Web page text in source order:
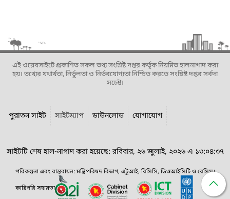
এই ওয়েবসাইটে প্রকাশিত সকল তথ্য সংশ্লিষ্ট দপ্তর কর্তৃক নিয়মিত হালনাগাদ করা
হয়। তথ্যের যথার্থতা, নির্ভুলতা ও নির্ভরযোগ্যতা নিশ্চিত করতে সংশ্লিষ্ট দপ্তর সর্বদা
সচেষ্ট।
পুরাতন সাইট সাইটম্যাপ ডাউনলোড যোগাযোগ
সাইটটি শেষ হাল-নাগাদ করা হয়েছে: রবিবার, ২৬ জুলাই, ২০২৬ এ ১৩:০৪:৩৭
পরিকল্পনা এবং বাস্তবায়ন: মন্ত্রিপরিষদ বিভাগ, এটুআই, বিসিসি, ডিওআইসিটি ও বেসিস।
কারিগরি সহায়তা